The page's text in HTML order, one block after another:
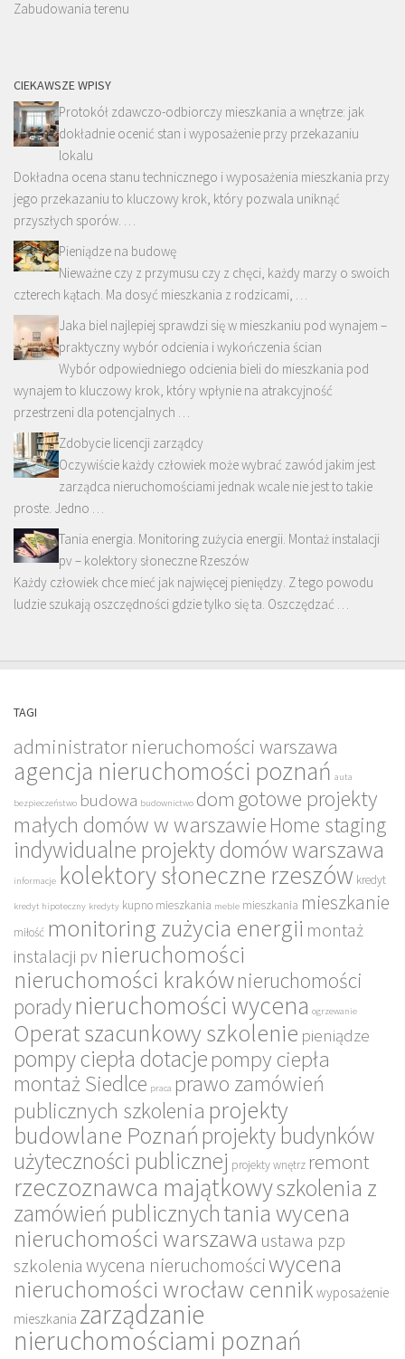
Zabudowania terenu
CIEKAWSZE WPISY
Protokół zdawczo-odbiorczy mieszkania a wnętrze: jak
dokładnie ocenić stan i wyposażenie przy przekazaniu
lokalu
Dokładna ocena stanu technicznego i wyposażenia mieszkania przy
jego przekazaniu to kluczowy krok, który pozwala uniknąć
przyszłych sporów. …
Pieniądze na budowę
Nieważne czy z przymusu czy z chęci, każdy marzy o swoich
czterech kątach. Ma dosyć mieszkania z rodzicami, …
Jaka biel najlepiej sprawdzi się w mieszkaniu pod wynajem –
praktyczny wybór odcienia i wykończenia ścian
Wybór odpowiedniego odcienia bieli do mieszkania pod
wynajem to kluczowy krok, który wpłynie na atrakcyjność
przestrzeni dla potencjalnych …
Zdobycie licencji zarządcy
Oczywiście każdy człowiek może wybrać zawód jakim jest
zarządca nieruchomościami jednak wcale nie jest to takie
proste. Jedno …
Tania energia. Monitoring zużycia energii. Montaż instalacji
pv – kolektory słoneczne Rzeszów
Każdy człowiek chce mieć jak najwięcej pieniędzy. Z tego powodu
ludzie szukają oszczędności gdzie tylko się ta. Oszczędzać …
TAGI
administrator nieruchomości warszawa
agencja nieruchomości poznań auta
bezpieczeństwo budowa budownictwo dom gotowe projekty
małych domów w warszawie Home staging
indywidualne projekty domów warszawa
informacje kolektory słoneczne rzeszów kredyt
kredyt hipoteczny kredyty kupno mieszkania meble mieszkania mieszkanie
miłość monitoring zużycia energii montaż
instalacji pv nieruchomości
nieruchomości krakównieruchomości
poradynieruchomości wycena ogrzewanie
Operat szacunkowy szkolenie pieniądze
pompy ciepła dotacjepompy ciepła
montaż Siedlce praca prawo zamówień
publicznych szkolenia projekty
budowlane Poznańprojekty budynków
użyteczności publicznej projekty wnętrz remont
rzeczoznawca majątkowyszkolenia z
zamówień publicznychtania wycena
nieruchomości warszawa ustawa pzp
szkolenia wycena nieruchomościwycena
nieruchomości wrocław cennik wyposażenie
mieszkania zarządzanie
nieruchomościami poznań